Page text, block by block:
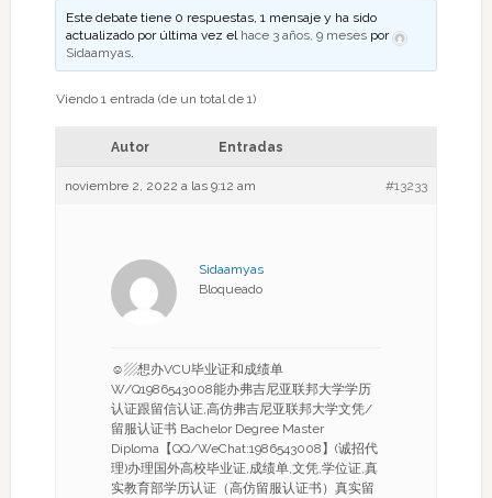
Este debate tiene 0 respuestas, 1 mensaje y ha sido
actualizado por última vez el hace 3 años, 9 meses por
Sidaamyas.
Viendo 1 entrada (de un total de 1)
Autor Entradas
noviembre 2, 2022 a las 9:12 am #13233
Sidaamyas
Bloqueado
☺▨想办VCU毕业证和成绩单
W/Q1986543008能办弗吉尼亚联邦大学学历
认证跟留信认证,高仿弗吉尼亚联邦大学文凭/
留服认证书 Bachelor Degree Master
Diploma【QQ/WeChat:1986543008】(诚招代
理)办理国外高校毕业证,成绩单,文凭,学位证,真
实教育部学历认证（高仿留服认证书）真实留